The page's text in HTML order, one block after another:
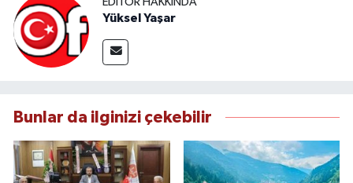
Yüksel Yaşar
Bunlar da ilginizi çekebilir